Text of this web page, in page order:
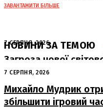
ЗАВАНТАЖИТИ БІЛЬШЕ
НОВИНИ ЗА ТЕМОЮ
7 СЕРПНЯ, 2026
Загроза нової
попередив про
судна
7 СЕРПНЯ, 2026
Михайло Мудрик
збільшити ігровий